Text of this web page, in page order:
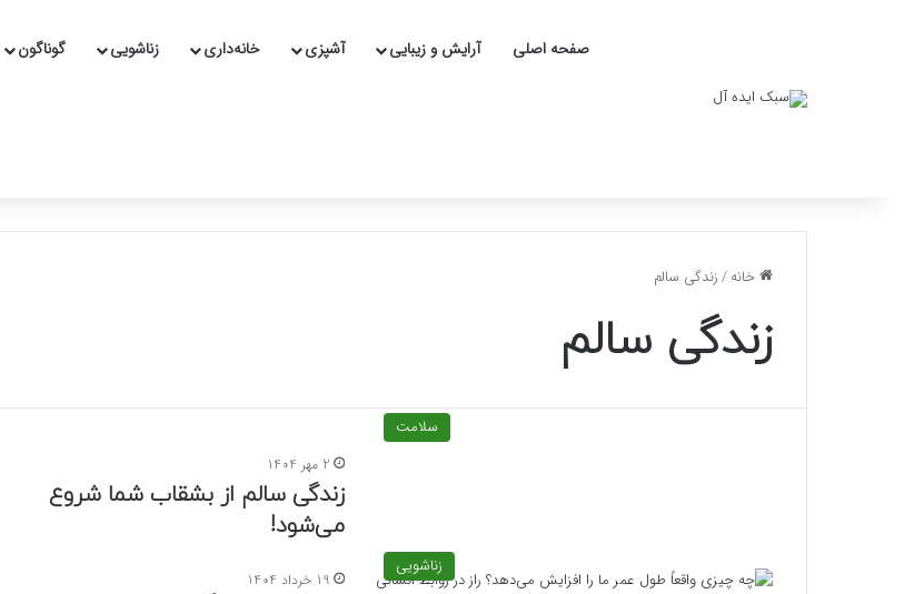
صفحه اصلی آرایش و زیبایی آشپزی خانه‌داری زناشویی گوناگون
خانه/زندگی سالم
زندگی سالم
سلامت
2 مهر 1404
زندگی سالم از بشقاب شما شروع
می‌شود!
زناشویی
19 خرداد 1404